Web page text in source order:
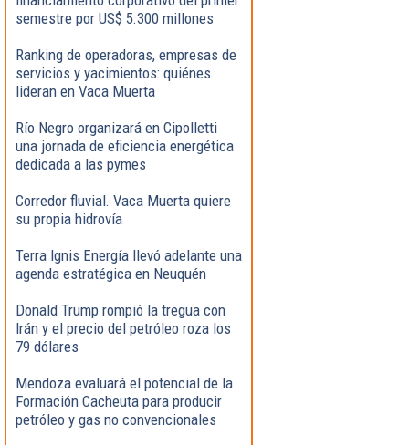
semestre por US$ 5.300 millones
Ranking de operadoras, empresas de
servicios y yacimientos: quiénes
lideran en Vaca Muerta
Río Negro organizará en Cipolletti
una jornada de eficiencia energética
dedicada a las pymes
Corredor fluvial. Vaca Muerta quiere
su propia hidrovía
Terra Ignis Energía llevó adelante una
agenda estratégica en Neuquén
Donald Trump rompió la tregua con
Irán y el precio del petróleo roza los
79 dólares
Mendoza evaluará el potencial de la
Formación Cacheuta para producir
petróleo y gas no convencionales